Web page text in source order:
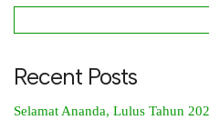
Recent Posts
Selamat Ananda, Lulus Tahun